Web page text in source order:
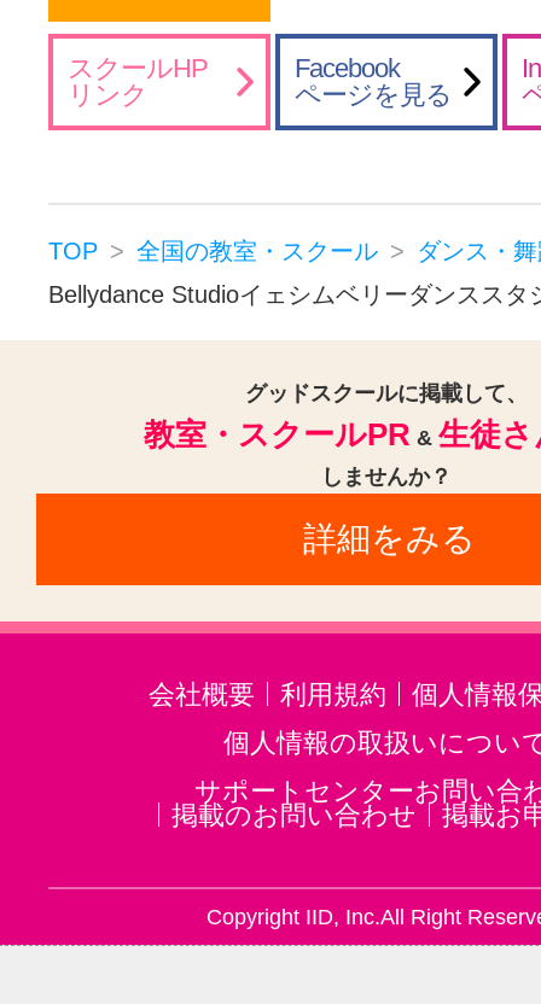
スクールHP
リンク
Facebook
ページを見る
TOP 全国の教室・スクール
ダンス・
Bellydance Studioイェシムベリーダンススタ
グッドスクールに掲載して、
教室・スクールPR & 生徒
しませんか？
詳細をみる
会社概要 利用規約
個人情報
個人情報の取扱いについ
サポートセンターお問い合
掲載のお問い合わせ
掲載お
Copyright IID, Inc.All Right